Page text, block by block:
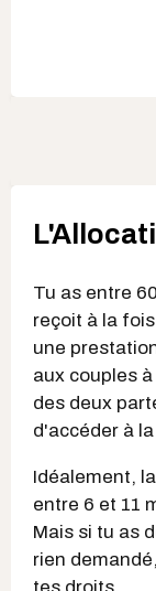
Tu as entre
reçoit à la
une
aux couples
des deux
d'accéder à la
Idéalement,
entre 6 et 11
Mais si tu as
rien
tes droits.